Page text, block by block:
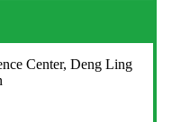
Center, Deng Ling